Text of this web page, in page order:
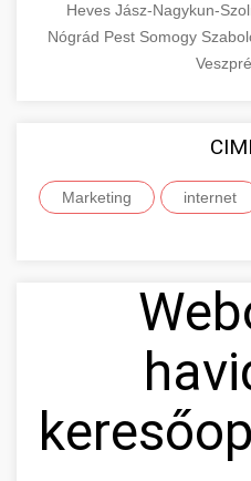
Heves Jász-Nagykun-
Nógrád Pest Somogy
Marketing internet